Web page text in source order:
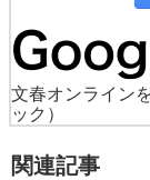
文春オンライン
ック）
関連記事